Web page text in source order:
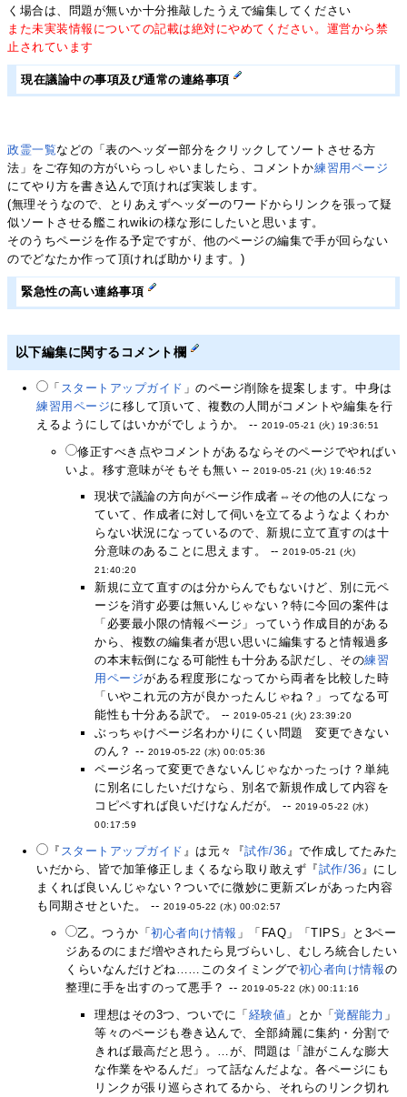
く場合は、問題が無いか十分推敲したうえで編集してください
また未実装情報についての記載は絶対にやめてください。運営から禁
止されています
現在議論中の事項及び通常の連絡事項
政霊一覧などの「表のヘッダー部分をクリックしてソートさせる方
法」をご存知の方がいらっしゃいましたら、コメントか練習用ページ
にてやり方を書き込んで頂ければ実装します。
(無理そうなので、とりあえずヘッダーのワードからリンクを張って疑
似ソートさせる艦これwikiの様な形にしたいと思います。
そのうちページを作る予定ですが、他のページの編集で手が回らない
のでどなたか作って頂ければ助かります。)
緊急性の高い連絡事項
以下編集に関するコメント欄
「 スタートアップガイド 」のページ削除を提案します。中身は
練習用ページに移して頂いて、複数の人間がコメントや編集を行
えるようにしてはいかがでしょうか。 -- 2019-05-21 (火) 19:36:51
修正すべき点やコメントがあるならそのページでやればい
いよ。移す意味がそもそも無い --2019-05-21 (火) 19:46:52
現状で議論の方向がページ作成者⇔その他の人になっ
ていて、作成者に対して伺いを立てるようなよくわか
らない状況になっているので、新規に立て直すのは十
分意味のあることに思えます。 --2019-05-21 (火)
21:40:20
新規に立て直すのは分からんでもないけど、別に元ペ
ージを消す必要は無いんじゃない？特に今回の案件は
「必要最小限の情報ページ」っていう作成目的がある
から、複数の編集者が思い思いに編集すると情報過多
の本末転倒になる可能性も十分ある訳だし、その練習
用ページがある程度形になってから両者を比較した時
「いやこれ元の方が良かったんじゃね？」ってなる可
能性も十分ある訳で。 --2019-05-21 (火) 23:39:20
ぶっちゃけページ名わかりにくい問題 変更できない
のん？ -- 2019-05-22 (水) 00:05:36
ページ名って変更できないんじゃなかったっけ？単純
に別名にしたいだけなら、別名で新規作成して内容を
コピペすれば良いだけなんだが。 -- 2019-05-22 (水)
00:17:59
『 スタートアップガイド 』は元々『試作/36』で作成してたみた
いだから、皆で加筆修正しまくるなら取り敢えず『試作/36』にし
まくれば良いんじゃない？ついでに微妙に更新ズレがあった内容
も同期させといた。 -- 2019-05-22 (水) 00:02:57
乙。つうか「初心者向け情報 」「FAQ」「TIPS」と3ペー
ジあるのにまだ増やされたら見づらいし、むしろ統合したい
くらいなんだけどね……このタイミングで初心者向け情報の
整理に手を出すのって悪手？ -- 2019-05-22 (水) 00:11:16
理想はその3つ、ついでに「経験値 」とか「覚醒能力 」
等々のページも巻き込んで、全部綺麗に集約・分割で
きれば最高だと思う。…が、問題は「誰がこんな膨大
な作業をやるんだ」って話なんだよな。各ページにも
リンクが張り巡らされてるから、それらのリンク切れ